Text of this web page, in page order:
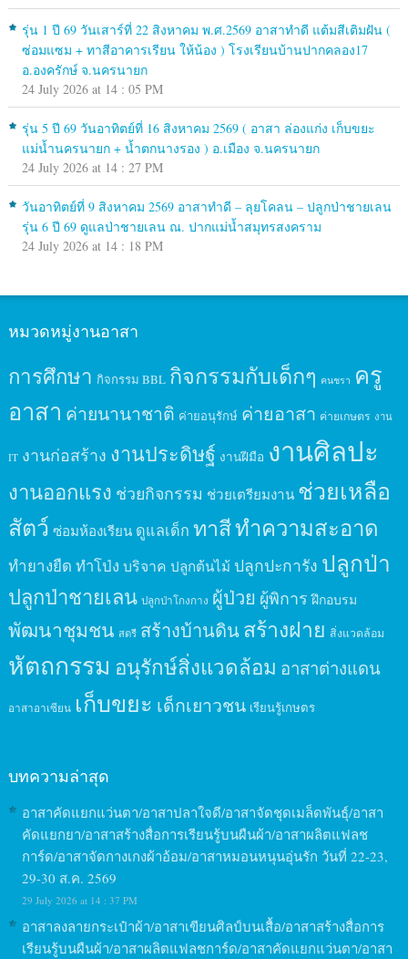
รุ่น 1 ปี 69 วันเสาร์ที่ 22 สิงหาคม พ.ศ.2569 อาสาทำดี แต้มสีเติมฝัน (
ซ่อมแซม + ทาสีอาคารเรียน ให้น้อง ) โรงเรียนบ้านปากคลอง17
อ.องครักษ์ จ.นครนายก
24 July 2026 at 14 : 05 PM
รุ่น 5 ปี 69 วันอาทิตย์ที่ 16 สิงหาคม 2569 ( อาสา ล่องแก่ง เก็บขยะ
แม่น้ำนครนายก + น้ำตกนางรอง ) อ.เมือง จ.นครนายก
24 July 2026 at 14 : 27 PM
วันอาทิตย์ที่ 9 สิงหาคม 2569 อาสาทำดี – ลุยโคลน – ปลูกป่าชายเลน
รุ่น 6 ปี 69 ดูแลป่าชายเลน ณ. ปากแม่น้ำสมุทรสงคราม
24 July 2026 at 14 : 18 PM
หมวดหมู่งานอาสา
การศึกษา กิจกรรม BBL กิจกรรมกับเด็กๆ คนชรา ครู
อาสา ค่ายนานาชาติ ค่ายอนุรักษ์ ค่ายอาสา ค่ายเกษตร งาน
IT งานก่อสร้าง งานประดิษฐ์ งานฝีมือ งานศิลปะ
งานออกแรง ช่วยกิจกรรม ช่วยเตรียมงาน ช่วยเหลือ
สัตว์ ซ่อมห้องเรียน ดูแลเด็ก ทาสีทำความสะอาด
ทำยางยืด ทำโป่ง บริจาค ปลูกต้นไม้ ปลูกปะการัง ปลูกป่า
ปลูกป่าชายเลน ปลูกป่าโกงกาง ผู้ป่วย ผู้พิการ ฝึกอบรม
พัฒนาชุมชน สตรี สร้างบ้านดินสร้างฝาย สิ่งแวดล้อม
หัตถกรรม อนุรักษ์สิ่งแวดล้อม อาสาต่างแดน
อาสาอาเซียน เก็บขยะ เด็กเยาวชน เรียนรู้เกษตร
บทความล่าสุด
อาสาคัดแยกแว่นตา/อาสาปลาใจดี/อาสาจัดชุดเมล็ดพันธุ์/อาสา
คัดแยกยา/อาสาสร้างสื่อการเรียนรู้บนผืนผ้า/อาสาผลิตแฟลช
การ์ด/อาสาจัดกางเกงผ้าอ้อม/อาสาหมอนหนุนอุ่นรัก วันที่ 22-23,
29-30 ส.ค. 2569
29 July 2026 at 14 : 37 PM
อาสาลงลายกระเป๋าผ้า/อาสาเขียนศิลป์บนเสื้อ/อาสาสร้างสื่อการ
เรียนรู้บนผืนผ้า/อาสาผลิตแฟลชการ์ด/อาสาคัดแยกแว่นตา/อาสา